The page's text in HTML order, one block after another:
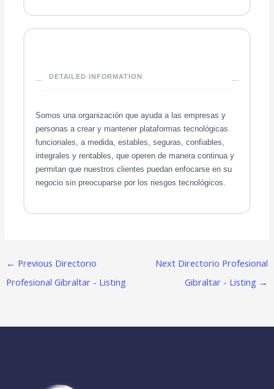
DETAILED INFORMATION
Somos una organización que ayuda a las empresas y
personas a crear y mantener plataformas tecnológicas
funcionales, a medida, estables, seguras, confiables,
integrales y rentables, que operen de manera continua y
permitan que nuestros clientes puedan enfocarse en su
negocio sin preocuparse por los riesgos tecnológicos.
← Previous Directorio
Profesional Gibraltar - Listing
Next Directorio Profesional
Gibraltar - Listing →